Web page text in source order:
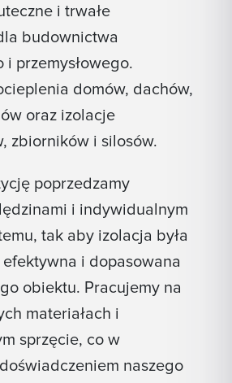
i trwałe
budownictwa
i przemysłowego.
domów, dachów,
oraz izolacje
zbiorników i silosów.
poprzedzamy
i indywidualnym
tak aby izolacja była
i dopasowana
obiektu. Pracujemy na
materiałach i
sprzęcie, co w
naszego